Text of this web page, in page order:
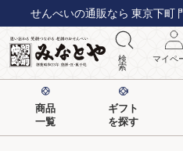
せんべいの通販なら 東京下町
検
索
マイペ
商品
一覧
ギフト
を探す